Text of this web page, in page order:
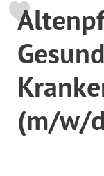
(m/w/